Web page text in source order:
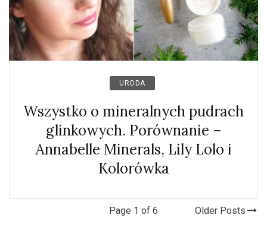
URODA
Wszystko o mineralnych pudrach
glinkowych. Porównanie –
Annabelle Minerals, Lily Lolo i
Kolorówka
Page 1 of 6 Older Posts